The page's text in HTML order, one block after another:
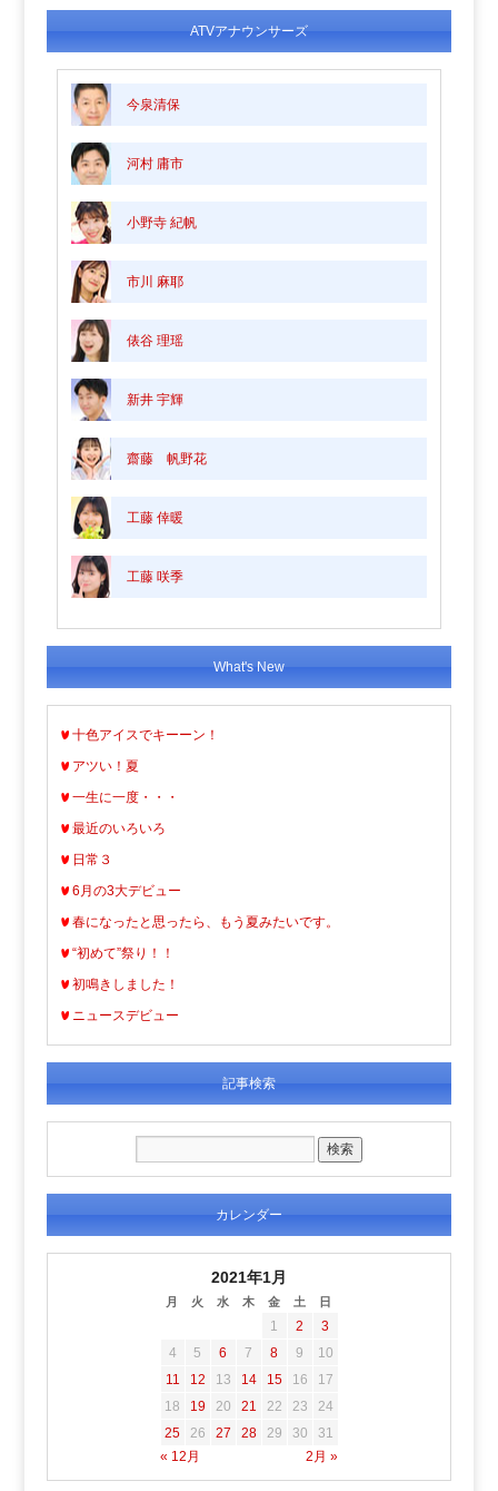
ATVアナウンサーズ
今泉清保
河村 庸市
小野寺 紀帆
市川 麻耶
俵谷 理瑶
新井 宇輝
齋藤 帆野花
工藤 倖暖
工藤 咲季
What's New
十色アイスでキーーン！
アツい！夏
一生に一度・・・
最近のいろいろ
日常３
6月の3大デビュー
春になったと思ったら、もう夏みたいです。
“初めて”祭り！！
初鳴きしました！
ニュースデビュー
記事検索
カレンダー
2021年1月
月 火 水 木 金 土 日
« 12月 2月 »
1 2
3
4
5 6 7 8 9
10
11
12 13 14 15 16
17
18
19 20 21 22 23
24
25
26 27 28 29 30 31